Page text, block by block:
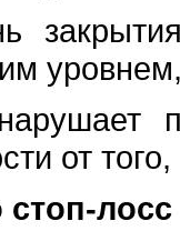
от
лосс